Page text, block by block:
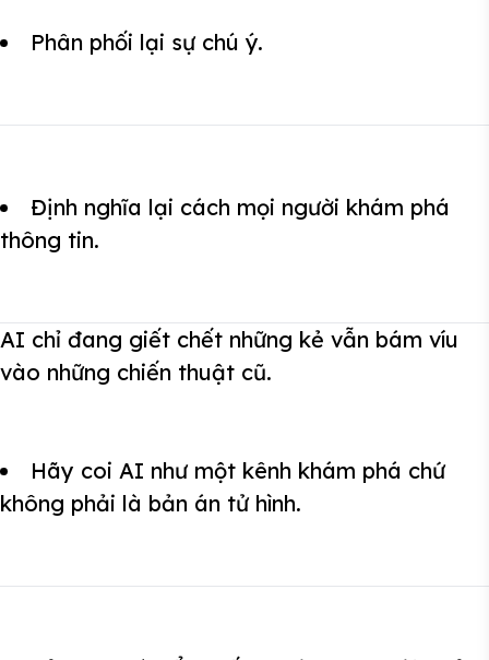
Phân phối lại sự chú ý.
Định nghĩa lại cách mọi người khám phá
thông tin.
AI chỉ đang giết chết những kẻ vẫn bám víu
vào những chiến thuật cũ.
Hãy coi AI như một kênh khám phá chứ
không phải là bản án tử hình.